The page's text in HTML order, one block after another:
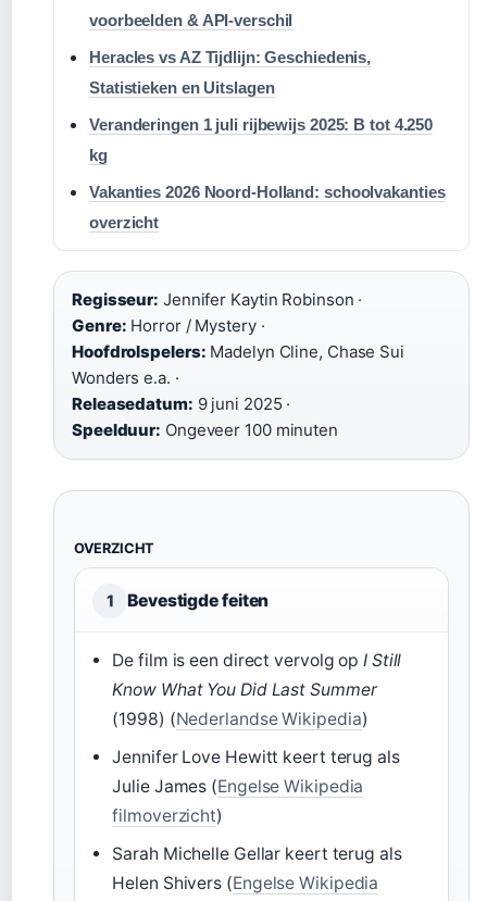
voorbeelden & API-verschil
Heracles vs AZ Tijdlijn: Geschiedenis,
Statistieken en Uitslagen
Veranderingen 1 juli rijbewijs 2025: B tot 4.250
kg
Vakanties 2026 Noord-Holland: schoolvakanties
overzicht
Regisseur: Jennifer Kaytin Robinson ·
Genre: Horror / Mystery ·
Hoofdrolspelers: Madelyn Cline, Chase Sui
Wonders e.a. ·
Releasedatum: 9 juni 2025 ·
Speelduur: Ongeveer 100 minuten
OVERZICHT
1 Bevestigde feiten
De film is een direct vervolg opI Still
Know What You Did Last Summer
(1998) (Nederlandse Wikipedia)
Jennifer Love Hewitt keert terug als
Julie James (Engelse Wikipedia
filmoverzicht)
Sarah Michelle Gellar keert terug als
Helen Shivers (Engelse Wikipedia